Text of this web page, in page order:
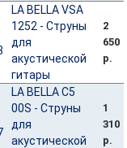
LA BELLA VSA
1252 - Струны
для
акустической
гитары
2
650
р.
LA BELLA C5
00S - Струны
для
акустической
1
310
р.